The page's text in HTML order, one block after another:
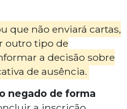
que não enviará cartas,
outro tipo de
a decisão sobre
de ausência.
negado de forma